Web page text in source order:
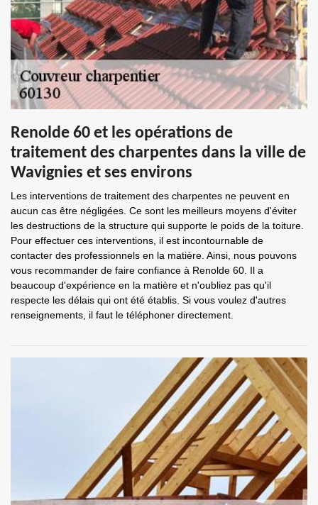
Renolde 60 et les opérations de
traitement des charpentes dans la ville de
Wavignies et ses environs
Les interventions de traitement des charpentes ne peuvent en
aucun cas être négligées. Ce sont les meilleurs moyens d'éviter
les destructions de la structure qui supporte le poids de la toiture.
Pour effectuer ces interventions, il est incontournable de
contacter des professionnels en la matière. Ainsi, nous pouvons
vous recommander de faire confiance à Renolde 60. Il a
beaucoup d'expérience en la matière et n'oubliez pas qu'il
respecte les délais qui ont été établis. Si vous voulez d'autres
renseignements, il faut le téléphoner directement.